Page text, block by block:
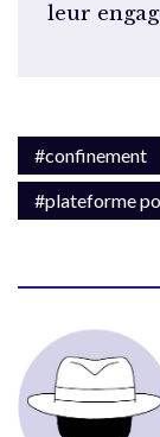
leur
#confinement
#plateforme